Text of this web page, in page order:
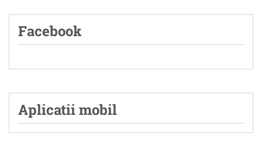
Facebook
Aplicatii mobil